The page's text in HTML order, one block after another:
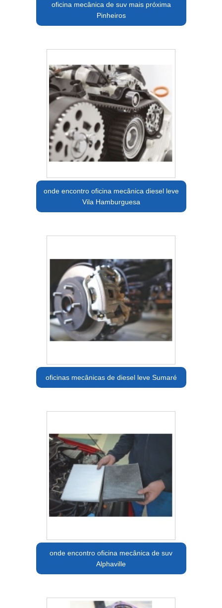
oficina mecânica de suv mais próxima
Pinheiros
onde encontro oficina mecânica diesel leve
Vila Hamburguesa
oficinas mecânicas de diesel leve Sumaré
onde encontro oficina mecânica de suv
Alphaville